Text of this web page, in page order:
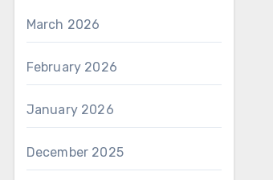
March 2026
February 2026
January 2026
December 2025